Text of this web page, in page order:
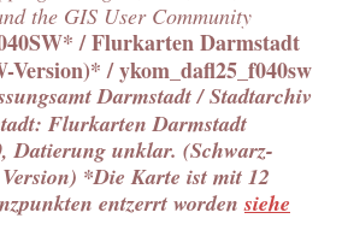
the GIS User Community
/ Flurkarten Darmstadt
Version)* / ykom_dafl25_f040sw
Darmstadt / Stadtarchiv
Flurkarten Darmstadt
Datierung unklar. (Schwarz-
Version) *Die Karte ist mit 12
entzerrt wordensiehe